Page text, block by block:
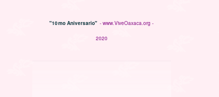
"10mo Aniversario" - www.ViveOaxaca.org -
2020